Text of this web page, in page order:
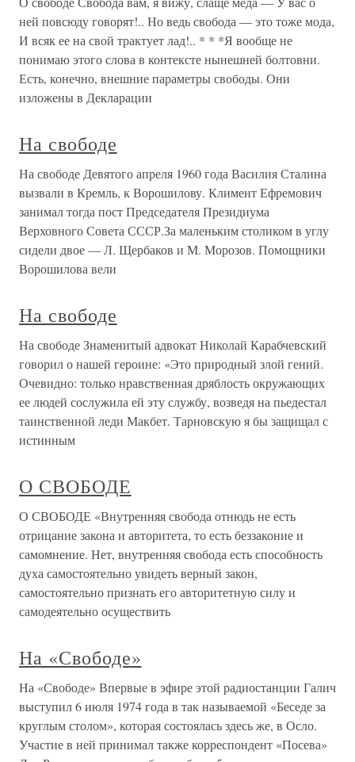
ней повсюду говорят!.. Но ведь свобода — это тоже мода,
И всяк ее на свой трактует лад!.. * * *Я вообще не
понимаю этого слова в контексте нынешней болтовни.
Есть, конечно, внешние параметры свободы. Они
изложены в Декларации
На свободе
На свободе Девятого апреля 1960 года Василия Сталина
вызвали в Кремль, к Ворошилову. Климент Ефремович
занимал тогда пост Председателя Президиума
Верховного Совета СССР.За маленьким столиком в углу
сидели двое — Л. Щербаков и М. Морозов. Помощники
Ворошилова вели
На свободе
На свободе Знаменитый адвокат Николай Карабчевский
говорил о нашей героине: «Это природный злой гений.
Очевидно: только нравственная дряблость окружающих
ее людей сослужила ей эту службу, возведя на пьедестал
таинственной леди Макбет. Тарновскую я бы защищал с
истинным
О СВОБОДЕ
О СВОБОДЕ «Внутренняя свобода отнюдь не есть
отрицание закона и авторитета, то есть беззаконие и
самомнение. Нет, внутренняя свобода есть способность
духа самостоятельно увидеть верный закон,
самостоятельно признать его авторитетную силу и
самодеятельно осуществить
На «Свободе»
На «Свободе» Впервые в эфире этой радиостанции Галич
выступил 6 июля 1974 года в так называемой «Беседе за
круглым столом», которая состоялась здесь же, в Осло.
Участие в ней принимал также корреспондент «Посева»